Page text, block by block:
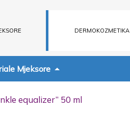
DERMOKOZMETIKA
Mjeksore
equalizer” 50 ml